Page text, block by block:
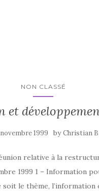
NON CLASSÉ
1999 byChristian
relative à la
1999 1 – Information
soit le thème,